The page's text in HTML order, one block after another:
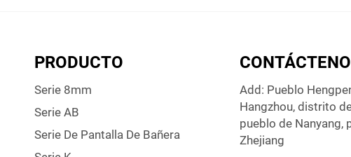
PRODUCTO
Serie 8mm
Serie AB
Serie De Pantalla De Bañera
Add: Pueblo
Hangzhou, distrito
pueblo de Nanyang,
Zhejiang